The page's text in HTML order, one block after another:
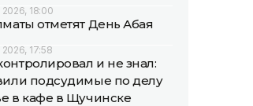
2026, 18:00
отметят День Абая
2026, 17:58
и не знал:
подсудимые по делу
в кафе в Щучинске